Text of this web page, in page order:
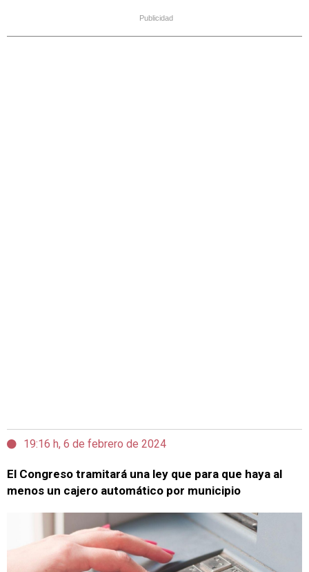
Publicidad
19:16 h, 6 de febrero de 2024
El Congreso tramitará una ley que para que haya al
menos un cajero automático por municipio